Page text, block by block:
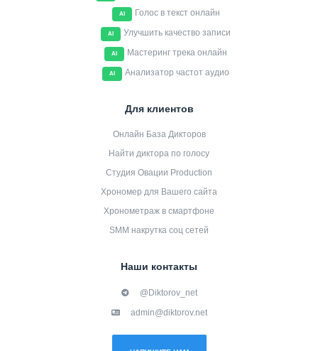
AI Голос в текст онлайн
AI Улучшить качество записи
AI Мастеринг трека онлайн
AI Анализатор частот аудио
Для клиентов
Онлайн База Дикторов
Найти диктора по голосу
Студия Овации Production
Хрономер для Вашего сайта
Хронометраж в смартфоне
SMM накрутка соц сетей
Наши контакты
@Diktorov_net
admin@diktorov.net